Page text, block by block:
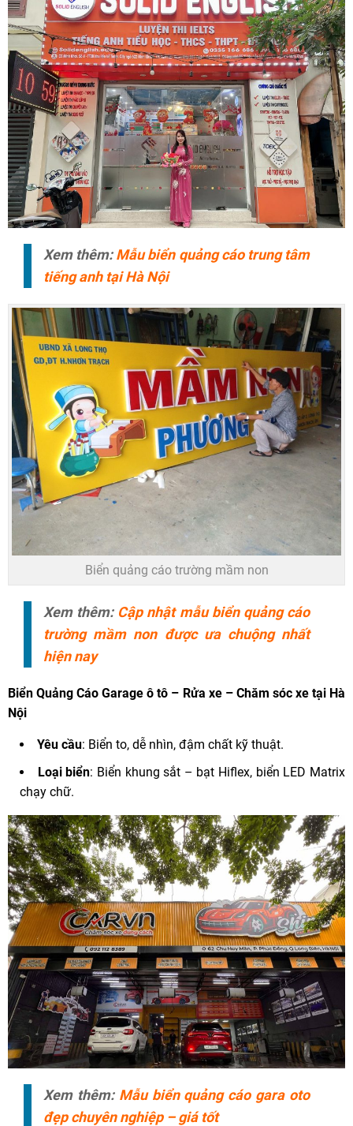
Xem thêm:Mẫu biển quảng cáo trung tâm
tiếng anh tại Hà Nội
Biển quảng cáo trường mầm non
Xem thêm: Cập nhật mẫu biển quảng cáo
trường mầm non được ưa chuộng nhất
hiện nay
Biển Quảng CáoGarage ô tô – Rửa xe – Chăm sóc xe tại Hà
Nội
Yêu cầu: Biển to, dễ nhìn, đậm chất kỹ thuật.
Loại biển: Biển khung sắt – bạt Hiflex, biển LED Matrix
chạy chữ.
Xem thêm: Mẫu biển quảng cáo gara oto
đẹp chuyên nghiệp – giá tốt